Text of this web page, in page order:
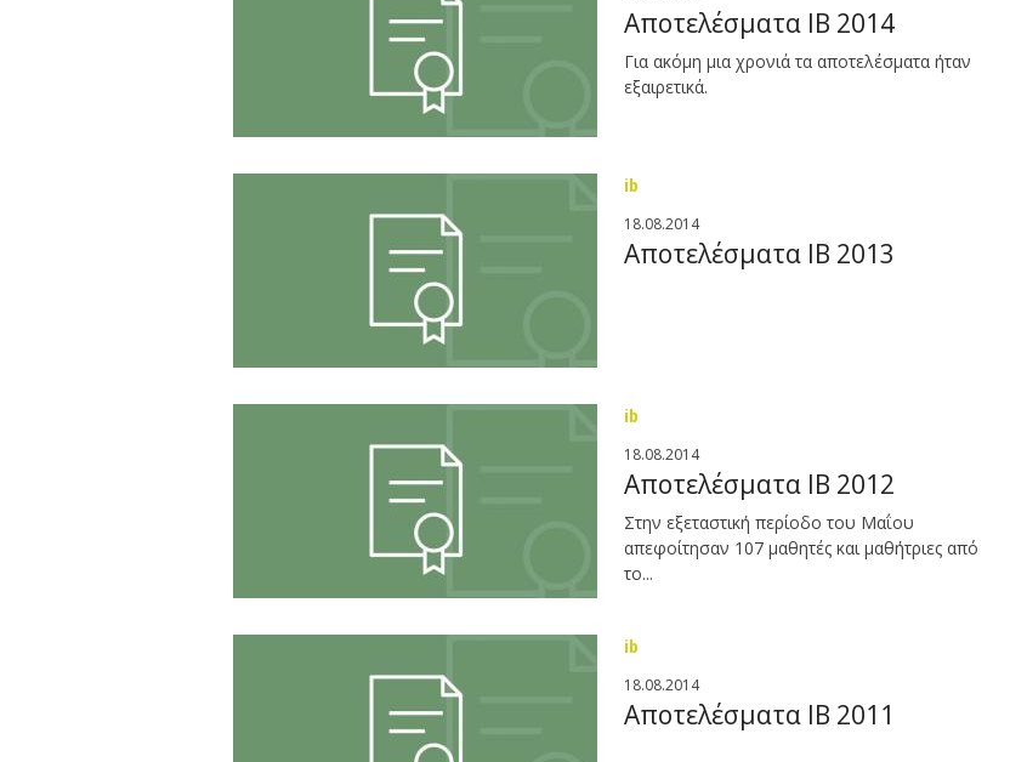
Αποτελέσματα IB 2014
Για ακόμη μια χρονιά τα αποτελέσματα ήταν
εξαιρετικά.
ib
18.08.2014
Αποτελέσματα IB 2013
ib
18.08.2014
Αποτελέσματα IB 2012
Στην εξεταστική περίοδο του Μαΐου
απεφοίτησαν 107 μαθητές και μαθήτριες από
το...
ib
18.08.2014
Αποτελέσματα IB 2011